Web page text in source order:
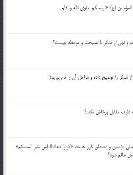
المؤمنين (ع): «اوصيكم بتقوي الله و نظم …
و نهي از منكر با نصيحت و موعظه چيست؟
منكر را توضيح داده و مراحل آن را نام ببريد؟
طرف مقابل پرخاش نكند؟
مؤمنين و مصداق بارز حديث «كونوا دعاة الناس بغير السنتكم»
حالم شود؟